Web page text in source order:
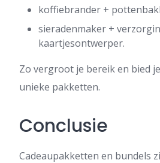
koffiebrander +
sieradenmaker +
kaartjesontwerper.
Zo vergroot je bereik en bied
unieke pakketten.
Conclusie
Cadeaupakketten en bundels